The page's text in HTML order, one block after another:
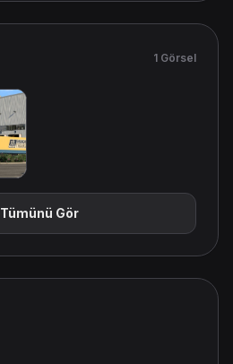
1 Görsel
Tümünü Gör